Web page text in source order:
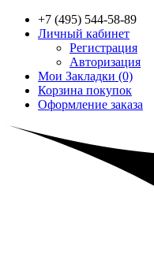
+7 (495) 544-58-89
Личный кабинет
Регистрация
Авторизация
Мои Закладки (0)
Корзина покупок
Оформление заказа